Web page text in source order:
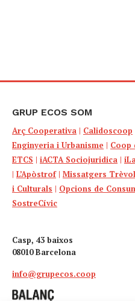
GRUP ECOS SOM
Arç Cooperativa | Calidoscoop
Enginyeria i Urbanisme | Coop
ETCS | iACTA Sociojuridica |
| L’Apòstrof| Missatgers Trèvol
i Culturals | Opcions de
SostreCívic
Casp, 43 baixos
08010 Barcelona
info@grupecos.coop